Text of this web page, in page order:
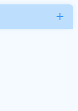
add